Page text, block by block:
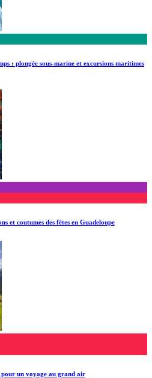
: plongée sous-marine et excursions maritimes
et coutumes des fêtes en Guadeloupe
pour un voyage au grand air